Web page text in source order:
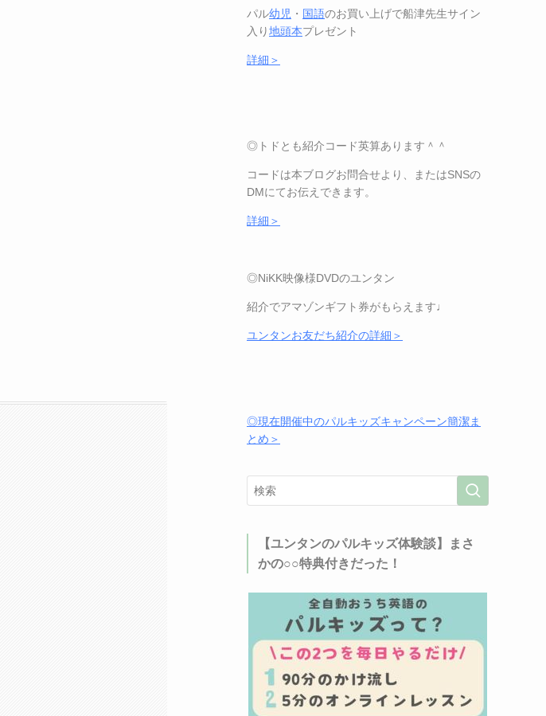
パル幼児 ・ 国語のお買い上げで船津先生サイン
入り地頭本プレゼント
詳細＞
◎トドとも紹介コード英算あります＾＾
コードは本ブログお問合せより、またはSNSの
DMにてお伝えできます。
詳細＞
◎NiKK映像様DVDのユンタン
紹介でアマゾンギフト券がもらえます♩
ユンタンお友だち紹介の詳細＞
◎現在開催中のパルキッズキャンペーン簡潔ま
とめ＞
【ユンタンのパルキッズ体験談】まさ
かの○○特典付きだった！